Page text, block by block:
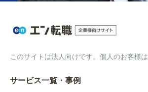
このサイトは法人向けです。個人のお客様は
サービス一覧・事例